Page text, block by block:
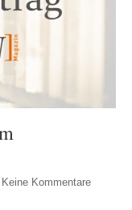
Keine Kommentare